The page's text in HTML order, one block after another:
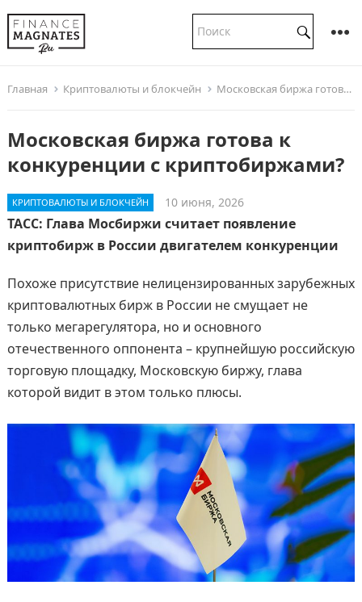
Главная Криптовалюты и блокчейн Московская биржа готова к конкуренции с криптобиржами?
Московская биржа готова к
конкуренции с криптобиржами?
КРИПТОВАЛЮТЫ И БЛОКЧЕЙН 10 июня, 2026
ТАСС: Глава Мосбиржи считает появление
криптобирж в России двигателем конкуренции
Похоже присутствие нелицензированных зарубежных
криптовалютных бирж в России не смущает не
только мегарегулятора, но и основного
отечественного оппонента – крупнейшую российскую
торговую площадку, Московскую биржу, глава
которой видит в этом только плюсы.